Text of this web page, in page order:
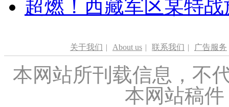
超燃！西藏军区某特
关于我们 | About us | 联系我们 | 广告服务
本网站所刊载信息，不
本网站稿